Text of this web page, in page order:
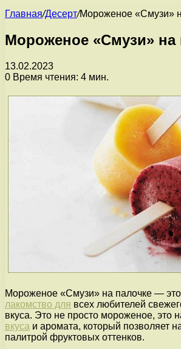
Главная/Десерт/Мороженое «Смузи»
Мороженое «Смузи» на
13.02.2023
0 Время чтения: 4 мин.
Мороженое «Смузи» на палочке — это
лакомство для всех любителей
вкуса. Это не просто мороженое, это
вкуса и аромата, который позволяет
палитрой фруктовых оттенков.